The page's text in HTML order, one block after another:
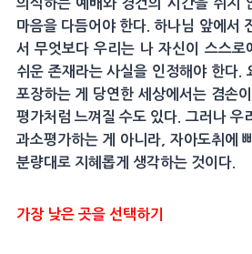
의식하는 예배와 경건의 시간을 쉬지
마음을 다듬어야 한다. 하나님 앞에서
서 무엇보다 우리는 나 자신이 스스로
쉬운 존재라는 사실을 인정해야 한다.
포장하는 게 당연한 세상에서는 겸손
평가처럼 느껴질 수도 있다. 그러나 우
과소평가하는 게 아니라, 자아도취에
분량대로 지혜롭게 생각하는 것이다.
가장 낮은 곳을 선택하기